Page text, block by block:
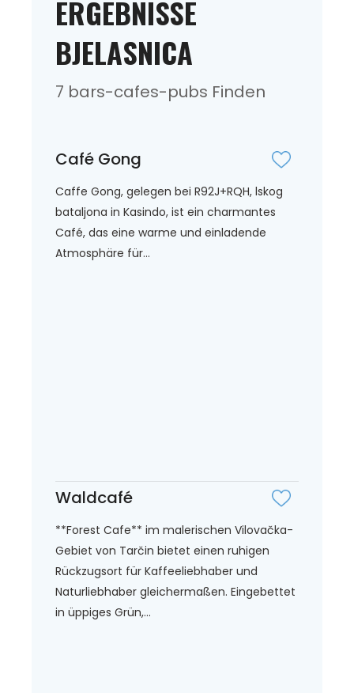
ERGEBNISSE
BJELASNICA
7 bars-cafes-pubs Finden
Café Gong
Caffe Gong, gelegen bei R92J+RQH, lskog
bataljona in Kasindo, ist ein charmantes
Café, das eine warme und einladende
Atmosphäre für...
Waldcafé
**Forest Cafe** im malerischen Vilovačka-
Gebiet von Tarčin bietet einen ruhigen
Rückzugsort für Kaffeeliebhaber und
Naturliebhaber gleichermaßen. Eingebettet
in üppiges Grün,...